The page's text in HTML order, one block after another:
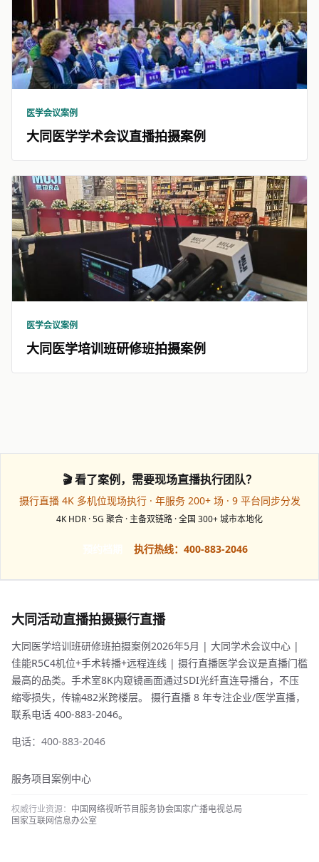
医学会议案例
大同医学学术会议直播拍摄案例
医学会议案例
大同医学培训班研修班拍摄案例
🎬 看了案例，需要现场直播执行团队？
摄行直播 4K 多机位现场执行 · 年服务 200+ 场 · 9 平台同步分发
4K HDR · 5G 聚合 · 主备双链路 · 全国 300+ 城市本地化
执行热线：400-883-2046
大同活动直播拍摄摄行直播
大同医学培训班研修班拍摄案例2026年5月 | 大同学术会议中心 |
佳能R5C4机位+手术转播+远程连线 | 摄行直播医学会议是直播门槛
最高的品类。手术室8K内窥镜画面通过SDI光纤直连导播台，不压
缩零损失，传输482米跨楼层。 摄行直播 8 年专注企业/医学直播，
联系电话 400-883-2046。
电话：400-883-2046
服务项目案例中心
权威行业资源： 中国网络视听节目服务协会国家广播电视总局
国家互联网信息办公室